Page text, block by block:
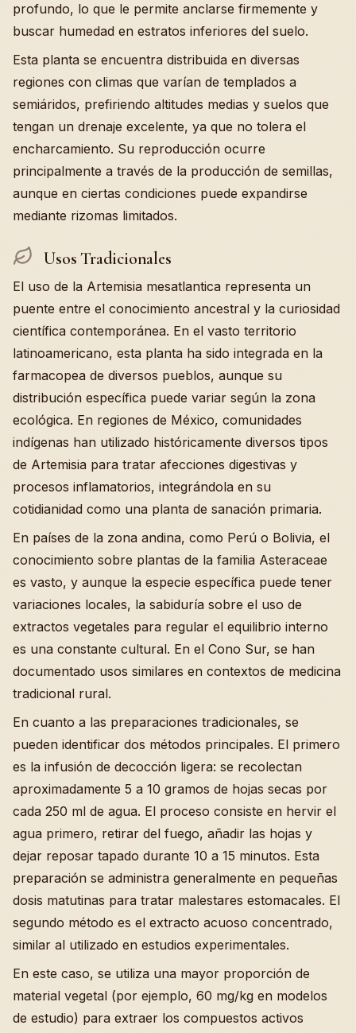
profundo, lo que le permite anclarse firmemente y
buscar humedad en estratos inferiores del suelo.
Esta planta se encuentra distribuida en diversas
regiones con climas que varían de templados a
semiáridos, prefiriendo altitudes medias y suelos que
tengan un drenaje excelente, ya que no tolera el
encharcamiento. Su reproducción ocurre
principalmente a través de la producción de semillas,
aunque en ciertas condiciones puede expandirse
mediante rizomas limitados.
Usos Tradicionales
El uso de la Artemisia mesatlantica representa un
puente entre el conocimiento ancestral y la curiosidad
científica contemporánea. En el vasto territorio
latinoamericano, esta planta ha sido integrada en la
farmacopea de diversos pueblos, aunque su
distribución específica puede variar según la zona
ecológica. En regiones de México, comunidades
indígenas han utilizado históricamente diversos tipos
de Artemisia para tratar afecciones digestivas y
procesos inflamatorios, integrándola en su
cotidianidad como una planta de sanación primaria.
En países de la zona andina, como Perú o Bolivia, el
conocimiento sobre plantas de la familia Asteraceae
es vasto, y aunque la especie específica puede tener
variaciones locales, la sabiduría sobre el uso de
extractos vegetales para regular el equilibrio interno
es una constante cultural. En el Cono Sur, se han
documentado usos similares en contextos de medicina
tradicional rural.
En cuanto a las preparaciones tradicionales, se
pueden identificar dos métodos principales. El primero
es la infusión de decocción ligera: se recolectan
aproximadamente 5 a 10 gramos de hojas secas por
cada 250 ml de agua. El proceso consiste en hervir el
agua primero, retirar del fuego, añadir las hojas y
dejar reposar tapado durante 10 a 15 minutos. Esta
preparación se administra generalmente en pequeñas
dosis matutinas para tratar malestares estomacales. El
segundo método es el extracto acuoso concentrado,
similar al utilizado en estudios experimentales.
En este caso, se utiliza una mayor proporción de
material vegetal (por ejemplo, 60 mg/kg en modelos
de estudio) para extraer los compuestos activos